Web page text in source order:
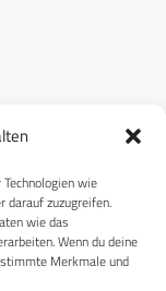
wie
darauf zuzugreifen.
wie das
Wenn du deine
Merkmale und